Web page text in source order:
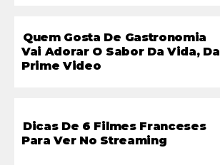
Quem Gosta De Gastronomia
Vai Adorar O Sabor Da Vida, Da
Prime Video
Dicas De 6 Filmes Franceses
Para Ver No Streaming